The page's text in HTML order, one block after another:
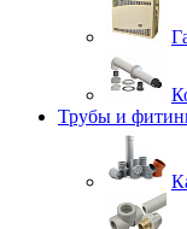
Трубы и